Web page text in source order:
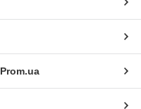
Prom.ua